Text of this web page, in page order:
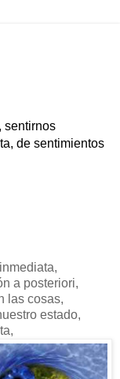
sentirnos
de sentimientos
a posteriori,
las cosas,
estado,